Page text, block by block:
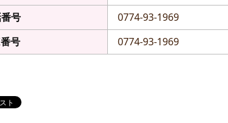
号
0774-93-1969
号
0774-93-1969